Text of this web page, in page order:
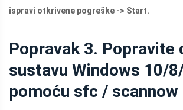
ispravi otkrivene pogreške -> Start.
Popravak 3. Popravite
sustavu Windows 10/
pomoću sfc / scannow